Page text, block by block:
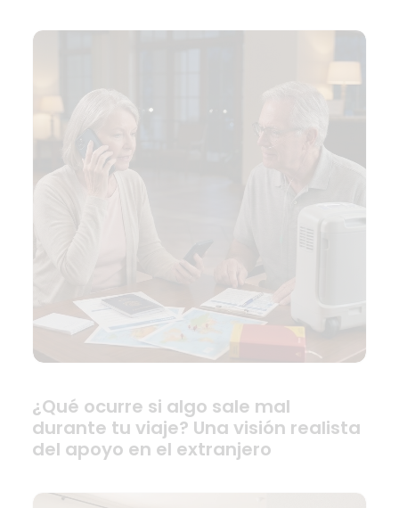
¿Qué ocurre si algo sale mal
durante tu viaje? Una visión realista
del apoyo en el extranjero